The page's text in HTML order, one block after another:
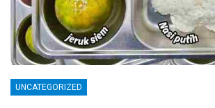
UNCATEGORIZED